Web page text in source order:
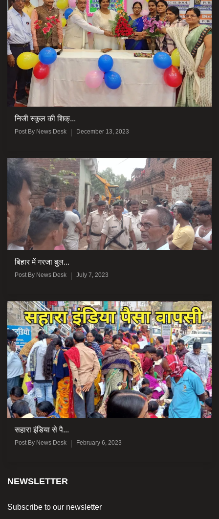
निजी स्कूल की शिक्...
Post By News Desk December 13, 2023
बिहार में गरजा बुल...
Post By News Desk July 7, 2023
सहारा इंडिया से पै...
Post By News Desk February 6, 2023
NEWSLETTER
Subscribe to our newsletter